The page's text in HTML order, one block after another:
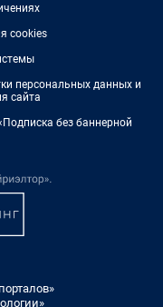
cookies
персональных данных и
сайта
без баннерной